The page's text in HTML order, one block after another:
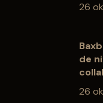
26
de
26